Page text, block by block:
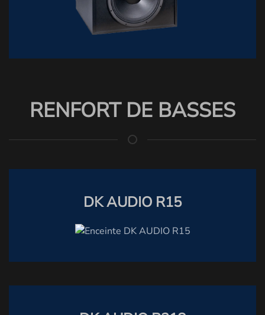
RENFORT DE BASSES
DK AUDIO R15